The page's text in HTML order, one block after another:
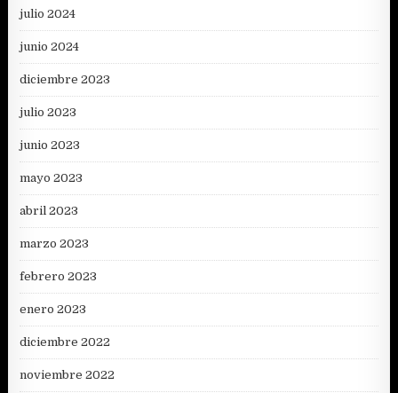
julio 2024
junio 2024
diciembre 2023
julio 2023
junio 2023
mayo 2023
abril 2023
marzo 2023
febrero 2023
enero 2023
diciembre 2022
noviembre 2022